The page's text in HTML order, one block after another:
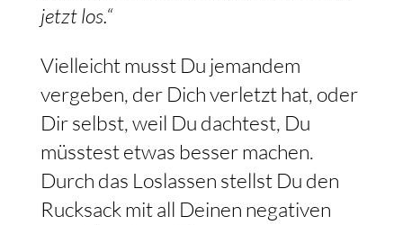
jetzt los.“
Vielleicht musst Du jemandem
vergeben, der Dich verletzt hat, oder
Dir selbst, weil Du dachtest, Du
müsstest etwas besser machen.
Durch das Loslassen stellst Du den
Rucksack mit all Deinen negativen